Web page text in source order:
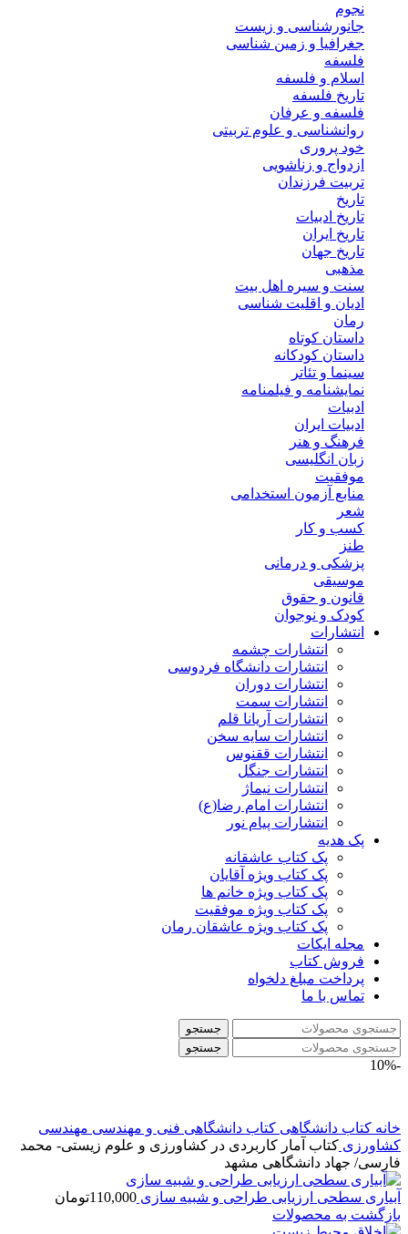
نجوم
جانورشناسی و زیست
جغرافیا و زمین شناسی
فلسفه
اسلام و فلسفه
تاریخ فلسفه
فلسفه و عرفان
روانشناسی و علوم تربیتی
خود پروری
ازدواج و زناشویی
تربیت فرزندان
تاریخ
تاریخ ادبیات
تاریخ ایران
تاریخ جهان
مذهبی
سنت و سیره اهل بیت
ادیان و اقلیت شناسی
رمان
داستان کوتاه
داستان کودکانه
سینما و تئاتر
نمایشنامه و فیلمنامه
ادبیات
ادبیات ایران
فرهنگ و هنر
زبان انگلیسی
موفقیت
منابع آزمون استخدامی
شعر
کسب و کار
طنز
پزشکی و درمانی
موسیقی
قانون و حقوق
کودک و نوجوان
انتشارات
انتشارات چشمه
انتشارات دانشگاه فردوسی
انتشارات دوران
انتشارات سمت
انتشارات آریانا قلم
انتشارات سایه سخن
انتشارات ققنوس
انتشارات جنگل
انتشارات نیماژ
انتشارات امام رضا(ع)
انتشارات پیام نور
پک هدیه
پک کتاب عاشقانه
پک کتاب ویژه آقایان
پک کتاب ویژه خانم ها
پک کتاب ویژه موفقیت
پک کتاب ویژه عاشقان رمان
مجله ایکات
فروش کتاب
پرداخت مبلغ دلخواه
تماس با ما
جستجو
جستجو
-10%
خانه کتاب دانشگاهی کتاب دانشگاهی فنی و مهندسی مهندسی
کشاورزی کتاب آمار کاربردی در کشاورزی و علوم زیستی- محمد
فارسی/ جهاد دانشگاهی مشهد
آبیاری سطحی ارزیابی طراحی و شبیه سازی 110,000تومان
بازگشت به محصولات